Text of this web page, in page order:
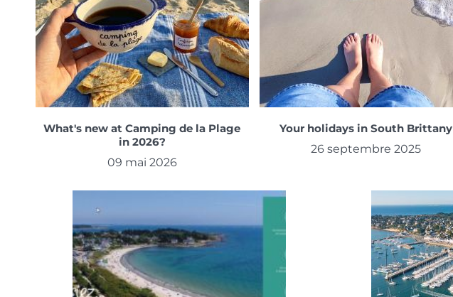
What's new at Camping de la Plage
in 2026?
09 mai 2026
Your holidays in South Brittany
26 septembre 2025